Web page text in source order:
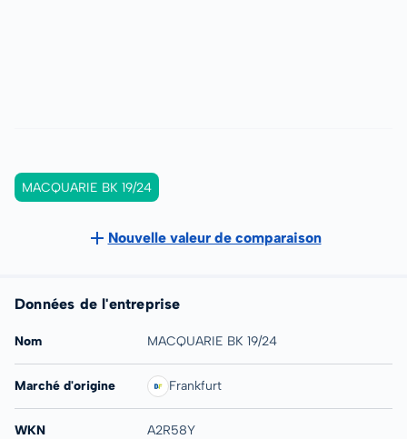
MACQUARIE BK 19/24
Nouvelle valeur de comparaison
Données de l'entreprise
Nom MACQUARIE BK 19/24
Marché d'origine Frankfurt
WKN A2R58Y